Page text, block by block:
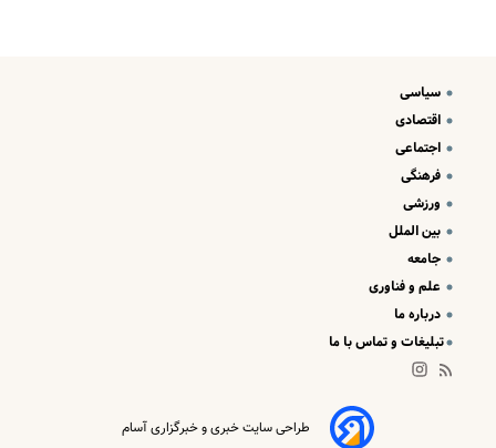
سیاسی
اقتصادی
اجتماعی
فرهنگی
ورزشی
بین الملل
جامعه
علم و فناوری
درباره ما
تبلیغات و تماس با ما
طراحی سایت خبری و خبرگزاری آسام